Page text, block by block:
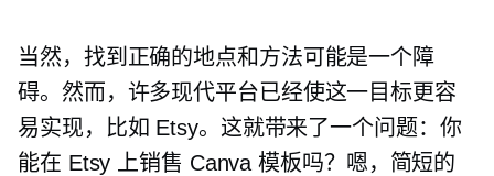
当然，找到正确的地点和方法可能是一个障
碍。然而，许多现代平台已经使这一目标更容
易实现，比如 Etsy。这就带来了一个问题：你
能在 Etsy 上销售 Canva 模板吗？嗯，简短的